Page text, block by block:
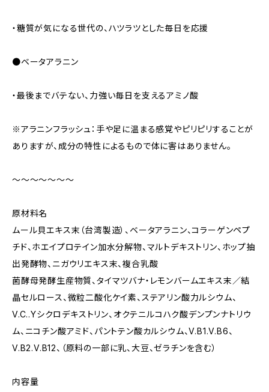
・糖質が気になる世代の、ハツラツとした毎日を応援
●ベータアラニン
・最後までバテない、力強い毎日を支えるアミノ酸
※アラニンフラッシュ：手や足に温まる感覚やピリピリすることが
ありますが、成分の特性によるもので体に害はありません。
～～～～～～～
原材料名
ムール貝エキス末（台湾製造）、ベータアラニン、コラーゲンペプ
チド、ホエイプロテイン加水分解物、マルトデキストリン、ホップ抽
出発酵物、ニガウリエキス末、複合乳酸
菌酵母発酵生産物質、タイマツバナ・レモンバームエキス末／結
晶セルロース、微粒二酸化ケイ素、ステアリン酸力ルシウム、
V.C..Yシクロデキストリン、オクテニルコハク酸デンプンナトリウ
ム、ニコチン酸アミド、パントテン酸カルシウム、V.B1.V.B6、
V.B2.V.B12、（原料の一部に乳、大豆、ゼラチンを含む）
内容量